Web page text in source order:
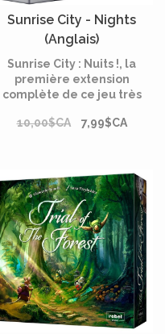
Sunrise City - Nights
(Anglais)
Sunrise City : Nuits !, la
première extension
complète de ce jeu très
concepteur, a souhaité
casino au jeu de base, tout
en y ajoutant quelques
mécaniques de jeu
amusantes.
10,00$CA 7,99$CA